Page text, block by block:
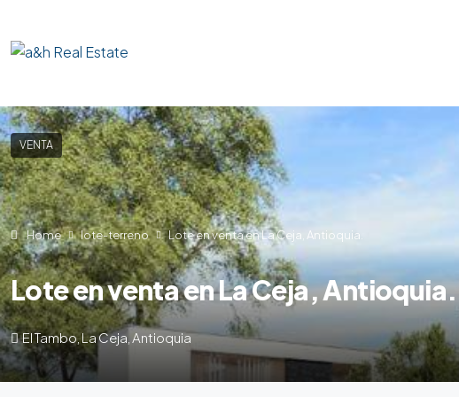
VENTA
Home lote-terreno Lote en venta en La Ceja, Antioquia.
Lote en venta en La Ceja, Antioquia.
El Tambo, La Ceja, Antioquia